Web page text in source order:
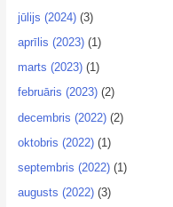
jūlijs (2024)(3)
aprīlis (2023)(1)
marts (2023)(1)
februāris (2023)(2)
decembris (2022)(2)
oktobris (2022)(1)
septembris (2022)(1)
augusts (2022)(3)